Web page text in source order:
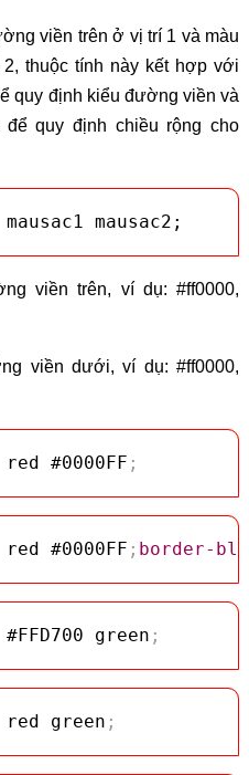
viền trên ở vị trí 1 và màu
thuộc tính này kết hợp với
quy định kiểu đường viền và
để quy định chiều rộng cho
mausac2;
viền trên, ví dụ: #ff0000,
viền dưới, ví dụ: #ff0000,
red #0000FF ;
red #0000FF ; border-
#FFD700 green ;
red green ;